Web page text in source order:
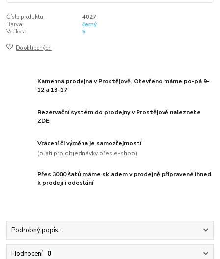
Číslo produktu:
4027
Barva:
černý
Velikost:
5
Do oblíbených
Kamenná prodejna v Prostějově. Otevřeno máme po-pá 9-
12 a 13-17
Rezervační systém do prodejny v Prostějově naleznete
ZDE
Vrácení či výměna je samozřejmostí
(platí pro objednávky přes e-shop)
Přes 3000 šatů máme skladem v prodejně připravené ihned
k prodeji i odeslání
Podrobný popis:
Hodnocení 0